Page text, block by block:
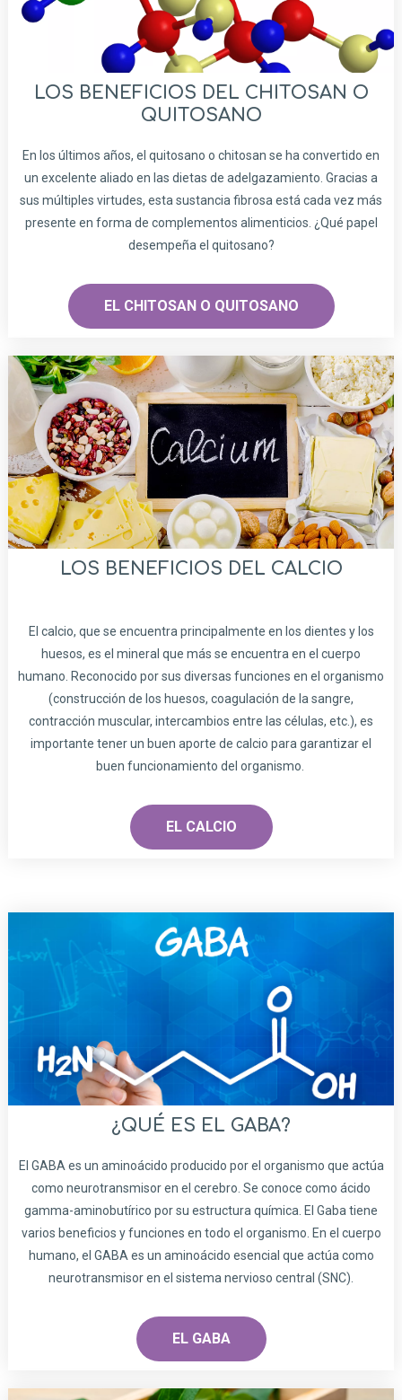
LOS BENEFICIOS DEL CHITOSAN O
QUITOSANO
En los últimos años, el quitosano o chitosan se ha convertido en
un excelente aliado en las dietas de adelgazamiento. Gracias a
sus múltiples virtudes, esta sustancia fibrosa está cada vez más
presente en forma de complementos alimenticios. ¿Qué papel
desempeña el quitosano?
EL CHITOSAN O QUITOSANO
LOS BENEFICIOS DEL CALCIO
El calcio, que se encuentra principalmente en los dientes y los
huesos, es el mineral que más se encuentra en el cuerpo
humano. Reconocido por sus diversas funciones en el organismo
(construcción de los huesos, coagulación de la sangre,
contracción muscular, intercambios entre las células, etc.), es
importante tener un buen aporte de calcio para garantizar el
buen funcionamiento del organismo.
EL CALCIO
¿QUÉ ES EL GABA?
El GABA es un aminoácido producido por el organismo que actúa
como neurotransmisor en el cerebro. Se conoce como ácido
gamma-aminobutírico por su estructura química. El Gaba tiene
varios beneficios y funciones en todo el organismo. En el cuerpo
humano, el GABA es un aminoácido esencial que actúa como
neurotransmisor en el sistema nervioso central (SNC).
EL GABA